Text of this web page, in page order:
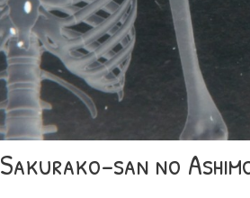
Sakurako-san no